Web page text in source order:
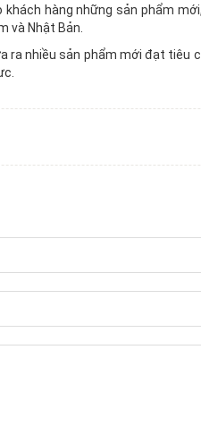
hàng những sản phẩm
và Nhật Bản.
ra nhiều sản phẩm mới đạt tiêu